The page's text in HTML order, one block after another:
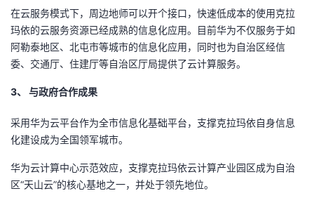
客
论
坛
的
圈
子
我
的
直
播
我
的
活
动
我
的
关
我
的
我
在云服务模式下，周边地师可以开个接口，快速低成本的使用克拉
玛依的云服务资源已经成熟的信息化应用。目前华为不仅服务于如
阿勒泰地区、北屯市等城市的信息化应用，同时也为自治区经信
委、交通厅、住建厅等自治区厅局提供了云计算服务。
3、 与政府合作成果
采用华为云平台作为全市信息化基础平台，支撑克拉玛依自身信息
化建设成为全国领军城市。
华为云计算中心示范效应，支撑克拉玛依云计算产业园区成为自治
区“天山云”的核心基地之一，并处于领先地位。